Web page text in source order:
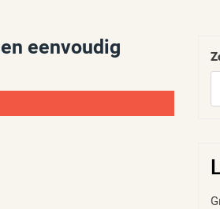
eenvoudig